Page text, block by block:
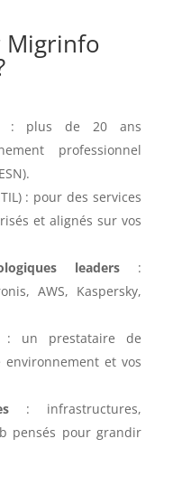
Migrinfo
plus de 20 ans
professionnel
: pour des services
et alignés sur vos
leaders :
AWS, Kaspersky,
un prestataire de
et vos
: infrastructures,
pensés pour grandir